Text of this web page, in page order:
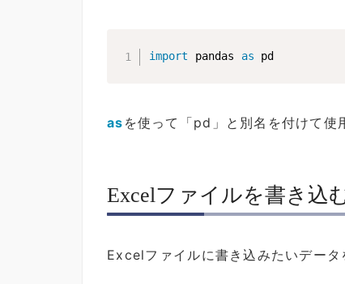
import pandas as pd
as を使って「pd」と別名を付けて使
Excelファイルを書き込
Excelファイルに書き込みたいデータ